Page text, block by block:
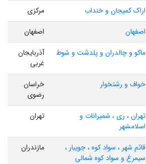
اراک کمیجان و خنداب
مرکزی
اصفهان
اصفهان
ماکو و چالدران و پلدشت و شوط
آذربایجان
غربی
خواف و رشتخوار
خراسان
رضوی
تهران ، ری ، شمیرانات و
اسلامشهر
تهران
قائم شهر ، سواد کوه ، جویبار ،
سیمرغ و سواد کوه شمالی
مازندران